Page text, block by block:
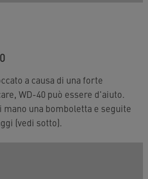
a causa di una forte
WD-40 può essere d'aiuto.
mano una bomboletta e seguite
(vedi sotto).